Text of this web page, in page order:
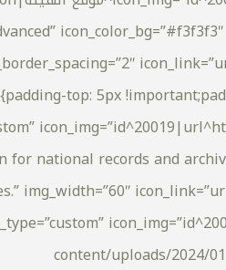
icon_type=”custom”
national records and
img_width=”60″
height=”5px”][just_icon
content/uploads/2024/